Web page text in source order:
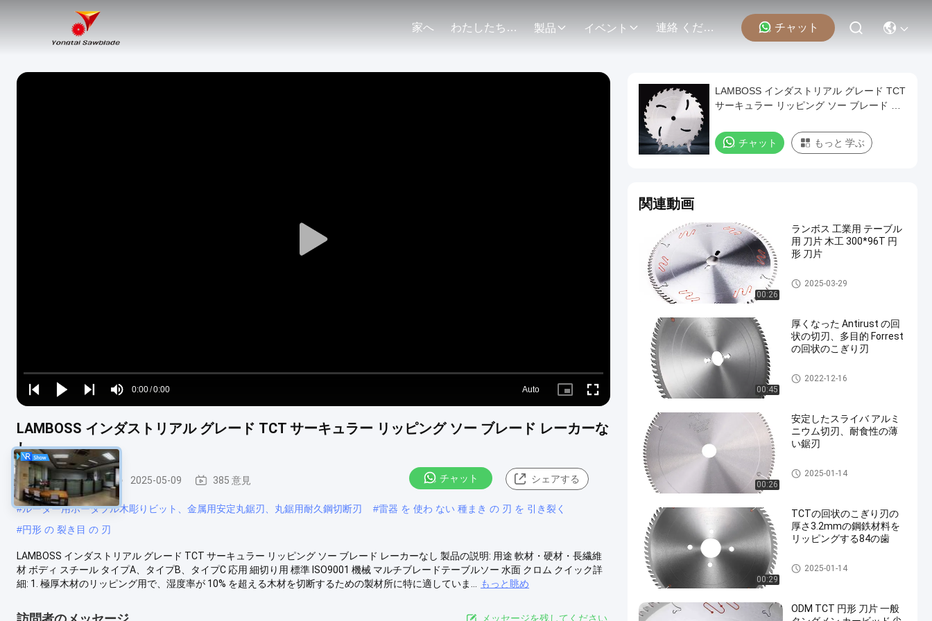
家へ わたしたち に つい て 製品 イベント 連絡 ください チャット
Play
Play
Play
Play
Mute
Time
0:00/0:00
Loaded:
0%
Auto
Picture- Fullscreen
LAMBOSS インダストリアル グレード TCT サーキュラー リッピング ソー ブレード レーカーな
し
TCTの円の鋸歯 2025-05-09 385 意見 チャット シェアする
#ルーター用ポータブル木彫りビット、金属用安定丸鋸刃、丸鋸用耐久鋼切断刃 #雷器 を 使わ ない 種まき の 刃 を 引き裂く
#円形 の 裂き目 の 刃
LAMBOSS インダストリアル グレード TCT サーキュラー リッピング ソー ブレード レーカーなし 製品の説明: 用途 軟材・硬材・長繊維
材 ボディ スチール タイプA、タイプB、タイプC 応用 細切り用 標準 ISO9001 機械 マルチブレードテーブルソー 水面 クロム クイック詳
細: 1. 極厚木材のリッピング用で、湿度率が 10% を超える木材を切断するための製材所に特に適していま...
もっと眺め
メッセージを残してください.
LAMBOSS インダストリアル グレード TCT
サーキュラー リッピング ソー ブレード レ
チャット もっと 学ぶ
関連動画
00:26
ランボス 工業用 テーブル
用 刀片 木工 300*96T 円
形 刀片
TCTの円の鋸歯
2025-03-29
00:45
厚くなった Antirust の回
状の切刃、多目的 Forrest
の回状のこぎり刃
TCTの円の鋸歯
2022-12-16
00:26
安定したスライバ アルミ
ニウム切刃、耐食性の薄
い鋸刃
TCTの円の鋸歯
2025-01-14
00:29
TCTの回状のこぎり刃の
厚さ3.2mmの鋼鉄材料を
リッピングする84の歯
TCTの円の鋸歯
2025-01-14
ODM TCT 円形 刀片 一般